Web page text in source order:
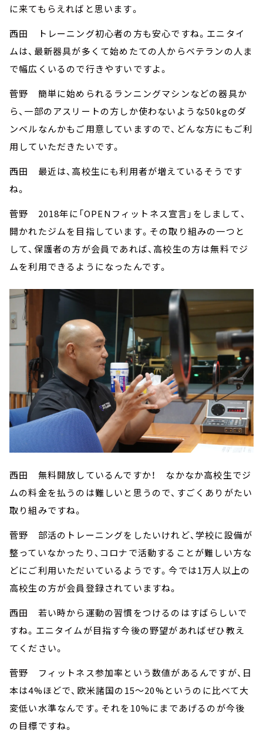
に来てもらえればと思います。
西田 トレーニング初心者の方も安心ですね。エニタイ
ムは、最新器具が多くて始めたての人からベテランの人ま
で幅広くいるので行きやすいですよ。
菅野 簡単に始められるランニングマシンなどの器具か
ら、一部のアスリートの方しか使わないような50kgのダ
ンベルなんかもご用意していますので、どんな方にもご利
用していただきたいです。
西田 最近は、高校生にも利用者が増えているそうです
ね。
菅野 2018年に「OPENフィットネス宣言」をしまして、
開かれたジムを目指しています。その取り組みの一つと
して、保護者の方が会員であれば、高校生の方は無料でジ
ムを利用できるようになったんです。
西田 無料開放しているんですか！ なかなか高校生でジ
ムの料金を払うのは難しいと思うので、すごくありがたい
取り組みですね。
菅野 部活のトレーニングをしたいけれど、学校に設備が
整っていなかったり、コロナで活動することが難しい方な
どにご利用いただいているようです。今では1万人以上の
高校生の方が会員登録されていますね。
西田 若い時から運動の習慣をつけるのはすばらしいで
すね。エニタイムが目指す今後の野望があればぜひ教え
てください。
菅野 フィットネス参加率という数値があるんですが、日
本は4%ほどで、欧米諸国の15～20%というのに比べて大
変低い水準なんです。それを10%にまであげるのが今後
の目標ですね。